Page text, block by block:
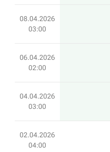
08.04.2026
03:00
06.04.2026
02:00
04.04.2026
03:00
02.04.2026
04:00